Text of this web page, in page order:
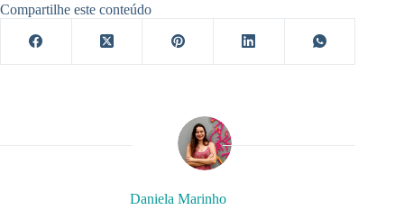
Compartilhe este conteúdo
Daniela Marinho